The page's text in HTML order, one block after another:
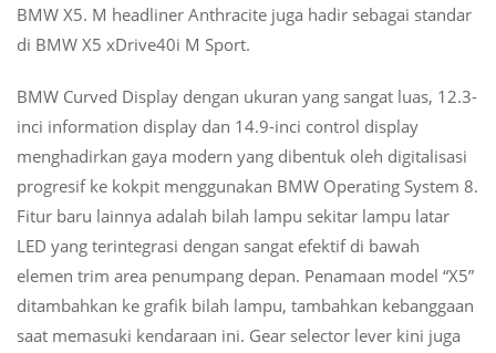
BMW X5. M headliner Anthracite juga hadir sebagai standar
di BMW X5 xDrive40i M Sport.
BMW Curved Display dengan ukuran yang sangat luas, 12.3-
inci information display dan 14.9-inci control display
menghadirkan gaya modern yang dibentuk oleh digitalisasi
progresif ke kokpit menggunakan BMW Operating System 8.
Fitur baru lainnya adalah bilah lampu sekitar lampu latar
LED yang terintegrasi dengan sangat efektif di bawah
elemen trim area penumpang depan. Penamaan model “X5”
ditambahkan ke grafik bilah lampu, tambahkan kebanggaan
saat memasuki kendaraan ini. Gear selector lever kini juga